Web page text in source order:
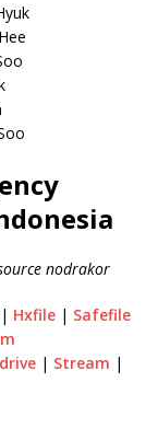
nodrakor
Hxfile| Safefile
| Stream |